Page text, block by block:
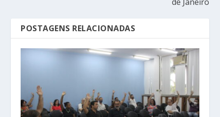
POSTAGENS RELACIONADAS